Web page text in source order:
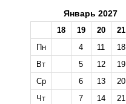
Январь 2027
18 19 20 21
Пн
4 11 18
Вт
5 12 19
Ср
6 13 20
Чт
7 14 21